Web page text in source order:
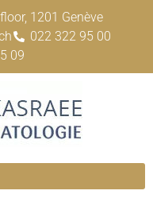
1201 Genève
022 322 95 00
09